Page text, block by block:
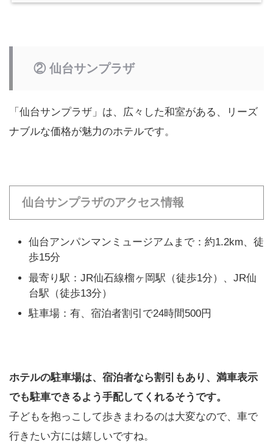
② 仙台サンプラザ
「仙台サンプラザ」は、広々した和室がある、リーズ
ナブルな価格が魅力のホテルです。
仙台サンプラザのアクセス情報
仙台アンパンマンミュージアムまで：約1.2km、徒
歩15分
最寄り駅：JR仙石線榴ヶ岡駅（徒歩1分）、JR仙
台駅（徒歩13分）
駐車場：有、宿泊者割引で24時間500円
ホテルの駐車場は、宿泊者なら割引もあり、満車表示
でも駐車できるよう手配してくれるそうです。
子どもを抱っこして歩きまわるのは大変なので、車で
行きたい方には嬉しいですね。